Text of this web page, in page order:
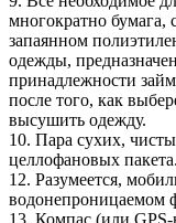
многократно бумага,
запаянном
одежды,
принадлежности
после того, как
высушить одежду.
10. Пара сухих,
целлофановых пакета.
12. Разумеется,
водонепроницаемом
13. Компас (или GPS-